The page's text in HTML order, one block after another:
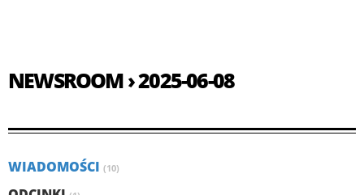
NEWSROOM › 2025-06-08
WIADOMOŚCI (10)